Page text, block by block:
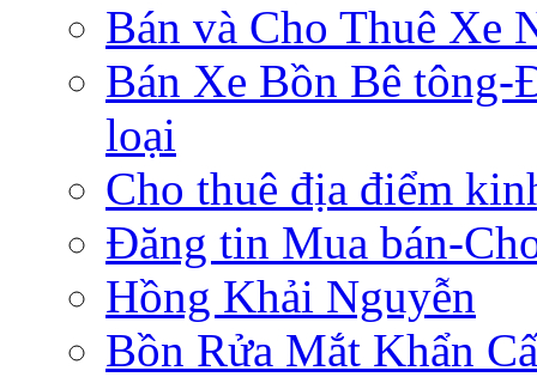
Bán và Cho Thuê Xe
Bán Xe Bồn Bê tông-
loại
Cho thuê địa điểm
Đăng tin Mua bán-
Hồng Khải Nguyễn
Bồn Rửa Mắt Khẩn